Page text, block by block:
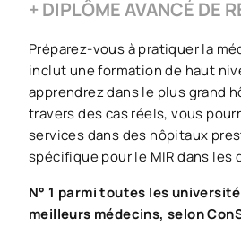
+ DIPLÔME AVANCÉ DE
Préparez-vous à pratiquer la
inclut une formation de haut
apprendrez dans le plus grand
travers des cas réels, vous
services dans des hôpitaux
spécifique pour le MIR dans
N° 1 parmi toutes les
meilleurs médecins, selon